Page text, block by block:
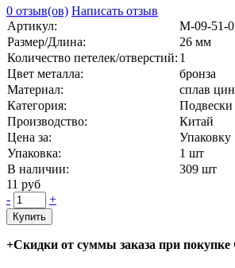
0 отзыв(ов) Написать отзыв
Артикул:
М-09-51-
Размер/Длина:
26 мм
Количество петелек/отверстий: 1
Цвет металла:
бронза
Материал:
сплав
Категория:
Подвески
Производство:
Китай
Цена за:
Упаковку
Упаковка:
1 шт
В наличии:
309 шт
11 руб
-
+
Купить
+Скидки от суммы заказа при покупке